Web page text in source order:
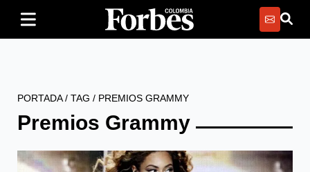
PORTADA/ TAG / PREMIOS GRAMMY
Premios Grammy